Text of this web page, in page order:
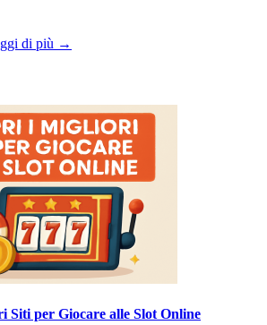
di più →
Siti per Giocare alle Slot Online